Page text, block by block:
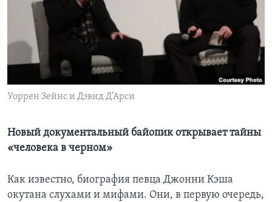
Learning English
СОЦИАЛЬНЫЕ СЕТИ
Уоррен Зейнс и Дэвид Д’Арси
Новый документальный байопик открывает тайны
«человека в черном»
Как известно, биография певца Джонни Кэша
окутана слухами и мифами. Они, в первую очередь,